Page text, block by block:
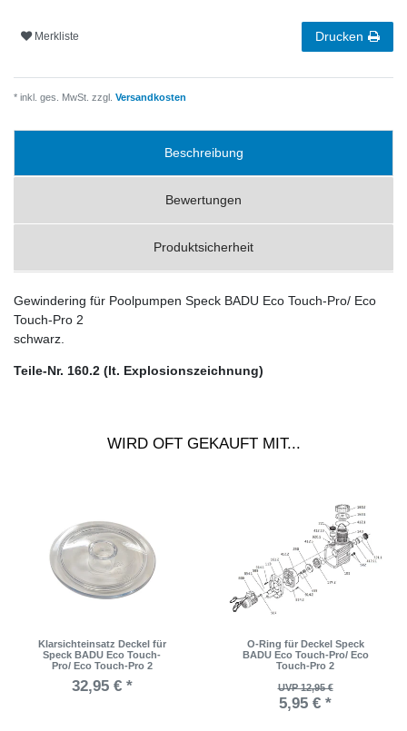
Merkliste Drucken
* inkl. ges. MwSt. zzgl. Versandkosten
Beschreibung
Bewertungen
Produktsicherheit
Gewindering für Poolpumpen Speck BADU Eco Touch-Pro/ Eco
Touch-Pro 2
schwarz.
Teile-Nr. 160.2 (lt. Explosionszeichnung)
WIRD OFT GEKAUFT MIT...
Klarsichteinsatz Deckel für
Speck BADU Eco Touch-
Pro/ Eco Touch-Pro 2
32,95 € *
O-Ring für Deckel Speck
BADU Eco Touch-Pro/ Eco
Touch-Pro 2
UVP 12,95 €
5,95 € *